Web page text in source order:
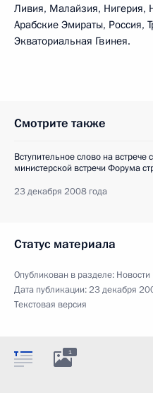
Ливия, Малайзия, Нигерия,
Арабские Эмираты, Россия,
Экваториальная Гвинея.
Смотрите также
Вступительное слово на встрече
министерской встречи Форума
23 декабря 2008 года
Статус материала
Опубликован в разделе: Новости
Дата публикации:23 декабря
Текстовая версия
1